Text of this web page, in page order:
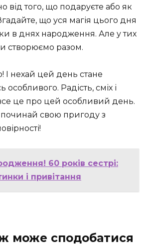
від того, що подаруєте або як
що уся магія цього дня
в днях народження. Але у тих
створюємо разом.
І нехай цей день стане
особливого. Радість, сміх і
це про цей особливий день.
свою пригоду з
60 років сестрі:
і привітання
може сподобатися